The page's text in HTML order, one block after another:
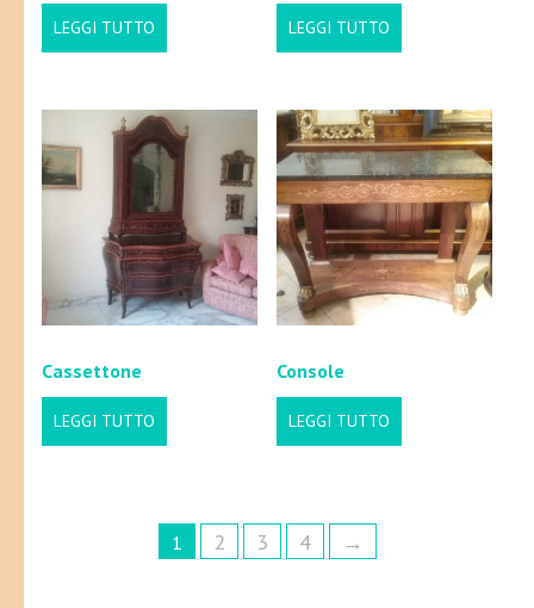
LEGGI TUTTO LEGGI TUTTO
Cassettone
LEGGI TUTTO
Console
LEGGI TUTTO
1 2 3 4 →